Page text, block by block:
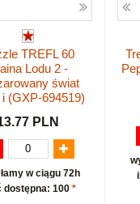
TREFL 60
Lodu 2 -
świat
(GXP-694519)
PLN
w ciągu 72h
dostępna: 100 *